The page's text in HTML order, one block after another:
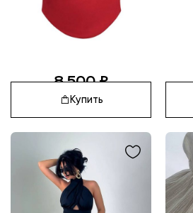
8 500₽
Купить